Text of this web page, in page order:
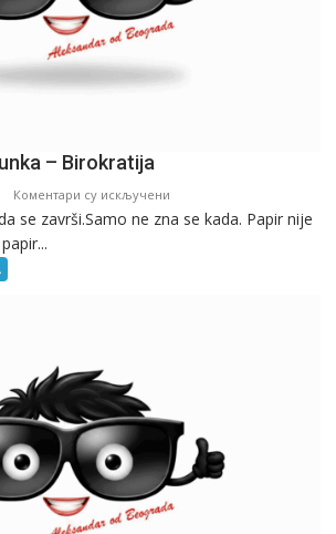
– Birokratija
Коментари су искључени
Beogradska
se završi.Samo ne zna se kada. Papir nije